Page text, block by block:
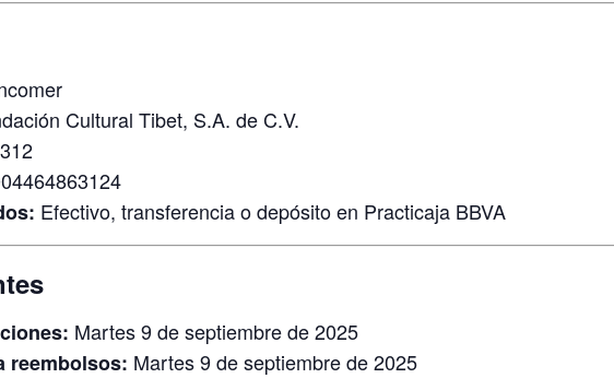
Cultural Tibet, S.A. de C.V.
Efectivo, transferencia o depósito en Practicaja BBVA
Martes 9 de septiembre de 2025
reembolsos: Martes 9 de septiembre de 2025